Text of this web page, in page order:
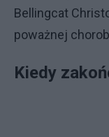
Bellingcat
poważnej
Kiedy